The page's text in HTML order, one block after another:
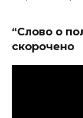
“Слово о
скорочено